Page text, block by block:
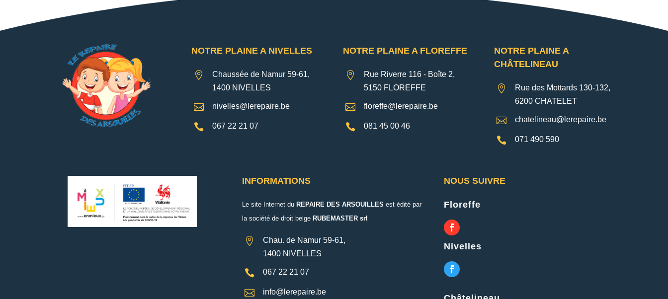
NOTRE PLAINE A NIVELLES

Chaussée de Namur 59-61,
1400 NIVELLES
 nivelles@lerepaire.be
 067 22 21 07
NOTRE PLAINE A FLOREFFE

Rue Riverre 116 - Boîte 2,
5150 FLOREFFE
 floreffe@lerepaire.be
 081 45 00 46
NOTRE PLAINE A
CHÂTELINEAU

Rue des Mottards 130-132,
6200 CHATELET
 chatelineau@lerepaire.be
 071 490 590
INFORMATIONS
Le site Internet du REPAIRE DES ARSOUILLES est édité par
la société de droit belge RUBEMASTER srl

Chau. de Namur 59-61,
1400 NIVELLES
 067 22 21 07
 info@lerepaire.be
NOUS SUIVRE
Floreffe
Nivelles